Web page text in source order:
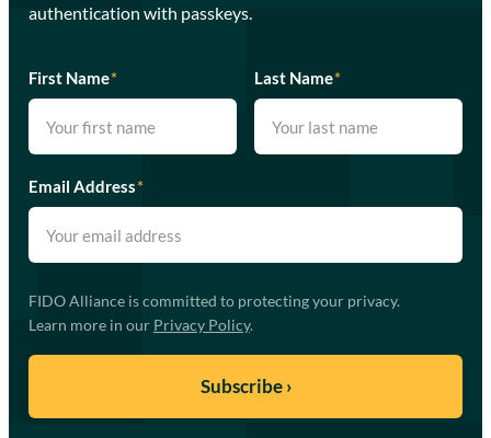
authentication with passkeys.
First Name* Last Name*
Email Address*
FIDO Alliance is committed to protecting your privacy.
Learn more in our Privacy Policy.